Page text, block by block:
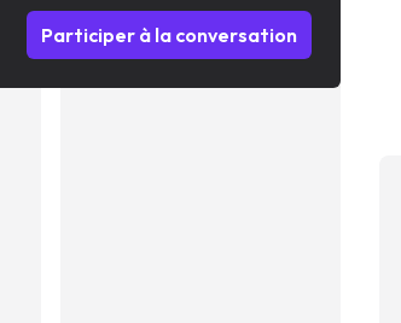
Participer à la conversation